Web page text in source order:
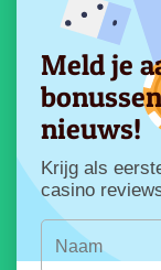
Meld je
nieuws!
Krijg als
casino